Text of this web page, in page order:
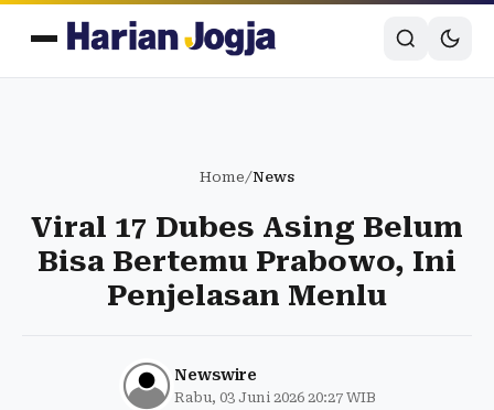
Home/News
Viral 17 Dubes Asing Belum
Bisa Bertemu Prabowo, Ini
Penjelasan Menlu
Newswire
Rabu, 03 Juni 2026 20:27 WIB